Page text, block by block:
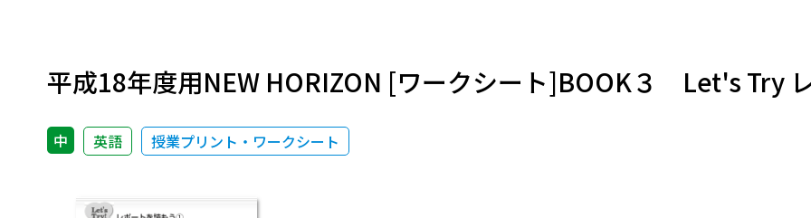
平成18年度用NEW HORIZON [ワークシート]BOOK３ Let's Try レ
中 英語 授業プリント・ワークシート